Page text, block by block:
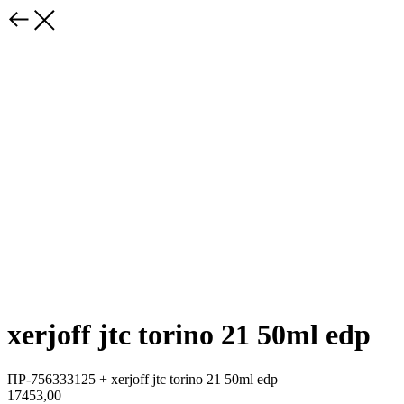
xerjoff jtc torino 21 50ml edp
ПР-756333125 + xerjoff jtc torino 21 50ml edp
17453,00